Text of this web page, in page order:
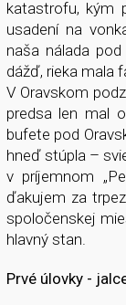
katastrofu, kým
usadení na
naša nálada
dážď, rieka mala
V Oravskom
predsa len mal
bufete pod
hneď stúpla –
v príjemnom
ďakujem za
spoločenskej
hlavný stan.
Prvé úlovky -